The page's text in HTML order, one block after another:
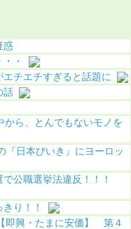
惑
・
エチエチすぎると話題に
話
から、とんでもないモノを
日本びいき』にヨーロッ
公職選挙法違反！！！
り！！
即興・たまに安価】 第４